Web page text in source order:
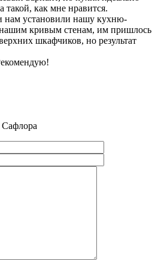
такой, как мне нравится.
нам установили нашу кухню-
нашим кривым стенам, им пришлось
шкафчиков, но результат
Сафлора